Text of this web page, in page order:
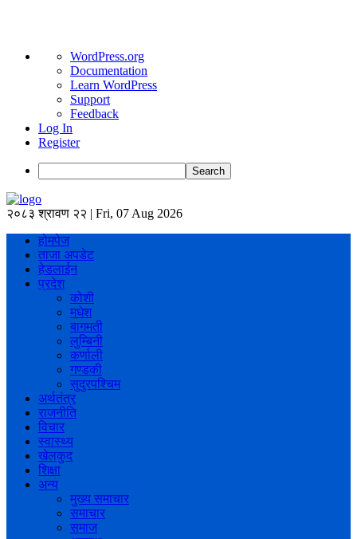
About
WordPress
WordPress.org
Documentation
Learn WordPress
Support
Feedback
Log In
Register
Search
२०८३ श्रावण २२ | Fri, 07 Aug 2026
होमपेज
ताजा अपडेट
हेडलाईन
प्रदेश
कोशी
मधेश
बागमती
लुम्बिनी
कर्णाली
गण्डकी
सुदुरपश्चिम
अर्थतंत्र
राजनीति
विचार
स्वास्थ्य
खेलकुद
शिक्षा
अन्य
मुख्य समाचार
समाचार
समाज